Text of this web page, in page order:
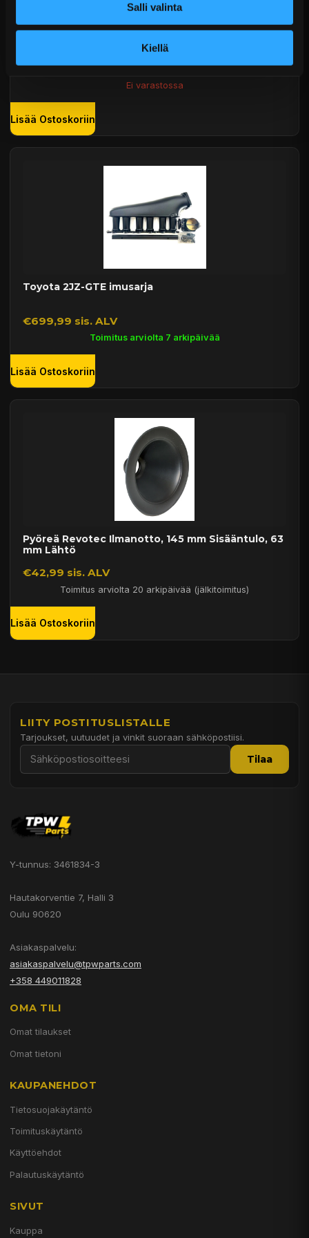
Salli valinta
Kiellä
€59,99 sis. ALV
Ei varastossa
Lisää Ostoskoriin
Toyota 2JZ-GTE imusarja
€699,99 sis. ALV
Toimitus arviolta 7 arkipäivää
Lisää Ostoskoriin
Pyöreä Revotec Ilmanotto, 145 mm Sisääntulo, 63
mm Lähtö
€42,99 sis. ALV
Toimitus arviolta 20 arkipäivää (jälkitoimitus)
Lisää Ostoskoriin
LIITY POSTITUSLISTALLE
Tarjoukset, uutuudet ja vinkit suoraan sähköpostiisi.
Tilaa
Y-tunnus: 3461834-3
Hautakorventie 7, Halli 3
Oulu 90620
Asiakaspalvelu:
asiakaspalvelu@tpwparts.com
+358 449011828
OMA TILI
Omat tilaukset
Omat tietoni
KAUPANEHDOT
Tietosuojakäytäntö
Toimituskäytäntö
Käyttöehdot
Palautuskäytäntö
SIVUT
Kauppa